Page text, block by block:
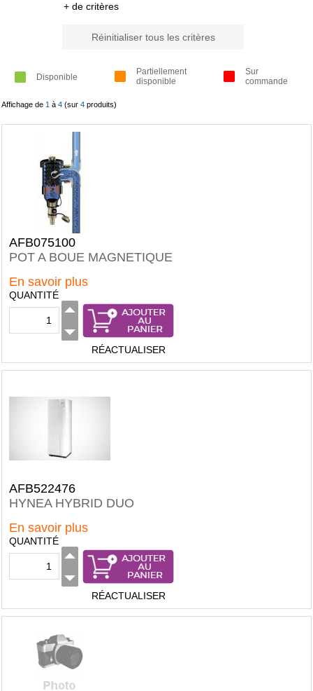
+ de critères
Réinitialiser tous les critères
Disponible
Partiellement
disponible
Sur
commande
Affichage de 1 à 4 (sur 4 produits)
AFB075100
POT A BOUE MAGNETIQUE
En savoir plus
QUANTITÉ
RÉACTUALISER
AFB522476
HYNEA HYBRID DUO
En savoir plus
QUANTITÉ
RÉACTUALISER